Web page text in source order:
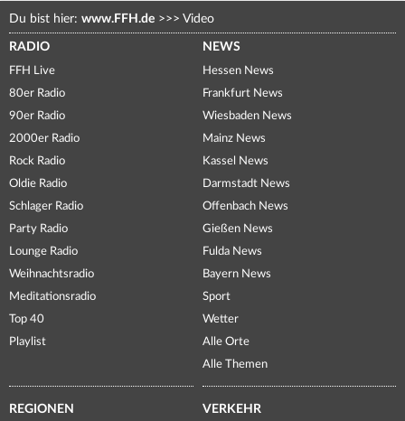
Du bist hier: www.FFH.de >>> Video
RADIO
FFH Live
80er Radio
90er Radio
2000er Radio
Rock Radio
Oldie Radio
Schlager Radio
Party Radio
Lounge Radio
Weihnachtsradio
Meditationsradio
Top 40
Playlist
NEWS
Hessen News
Frankfurt News
Wiesbaden News
Mainz News
Kassel News
Darmstadt News
Offenbach News
Gießen News
Fulda News
Bayern News
Sport
Wetter
Alle Orte
Alle Themen
REGIONEN VERKEHR